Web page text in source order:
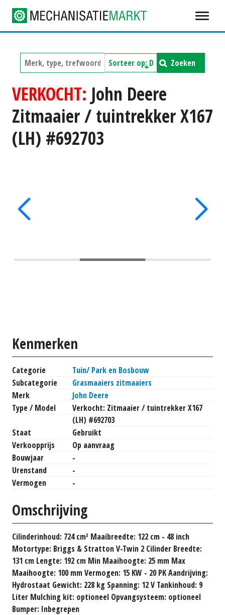
Zoeken
VERKOCHT: John Deere
Zitmaaier / tuintrekker X167
(LH) #692703
Kenmerken
Categorie
Tuin/ Park en Bosbouw
Subcategorie
Grasmaaiers zitmaaiers
Merk
John Deere
Type / Model
Verkocht: Zitmaaier / tuintrekker X167
(LH) #692703
Staat
Gebruikt
Verkoopprijs
Op aanvraag
Bouwjaar
-
Urenstand
-
Vermogen
-
Omschrijving
Cilinderinhoud: 724 cm³ Maaibreedte: 122 cm - 48 inch
Motortype: Briggs & Stratton V-Twin 2 Cilinder Breedte:
131 cm Lengte: 192 cm Min Maaihoogte: 25 mm Max
Maaihoogte: 100 mm Vermogen: 15 KW - 20 PK Aandrijving:
Hydrostaat Gewicht: 228 kg Spanning: 12 V Tankinhoud: 9
Liter Mulching kit: optioneel Opvangsysteem: optioneel
Bumper: Inbegrepen